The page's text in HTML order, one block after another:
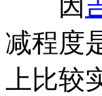
减程度
上比